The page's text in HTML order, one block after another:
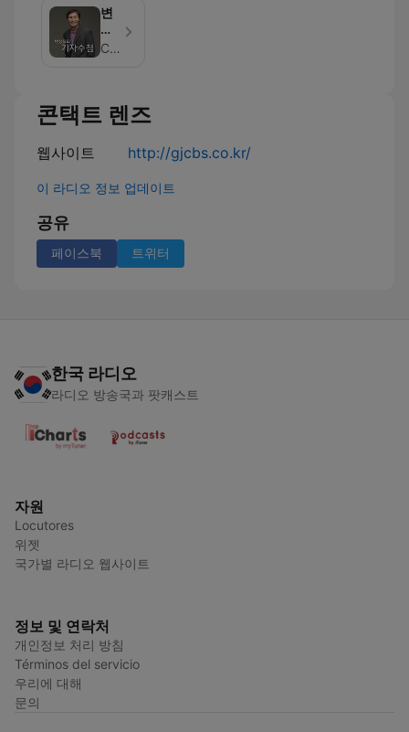
쇼
변
상
욱
첩
[김
뉴
2
부]
CBS
콘택트 렌즈
웹사이트 http://gjcbs.co.kr/
이 라디오 정보 업데이트
공유
페이스북 트위터
한국 라디오
라디오 방송국과 팟캐스트
자원
Locutores
위젯
국가별 라디오 웹사이트
정보 및 연락처
개인정보 처리 방침
Términos del servicio
우리에 대해
문의